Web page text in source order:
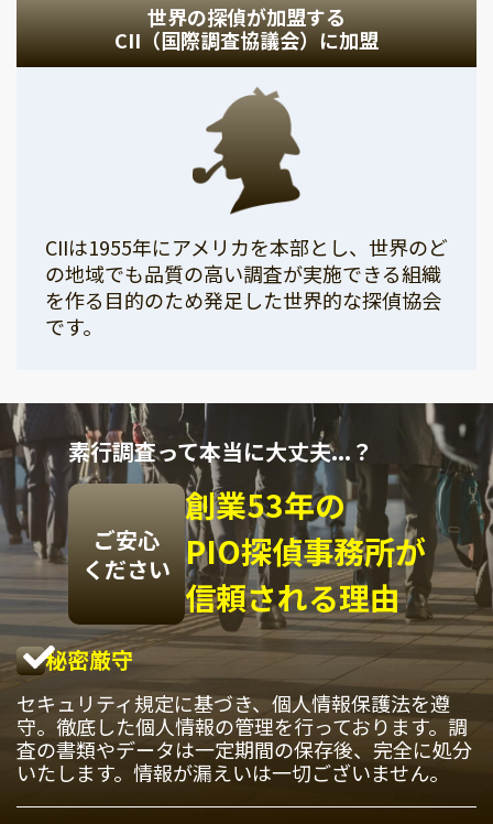
世界の探偵が加盟する
CII（国際調査協議会）に加盟
CIIは1955年にアメリカを本部とし、世界のど
の地域でも品質の高い調査が実施できる組織
を作る目的のため発足した世界的な探偵協会
です。
素行調査って本当に大丈夫...？
ご安心
ください
創業53年の
PIO探偵事務所が
信頼される理由
秘密厳守
セキュリティ規定に基づき、個人情報保護法を遵
守。徹底した個人情報の管理を行っております。調
査の書類やデータは一定期間の保存後、完全に処分
いたします。情報が漏えいは一切ございません。